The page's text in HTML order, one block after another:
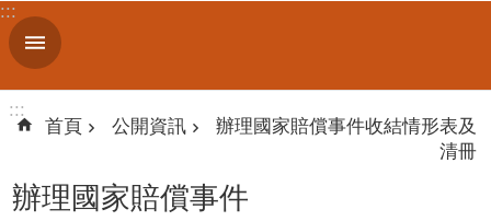
跳到主要內容區塊
進
階
尋
:::
:::
首頁 公開資訊
辦理國家賠償事件收結情形表及
清冊
辦理國家賠償事件